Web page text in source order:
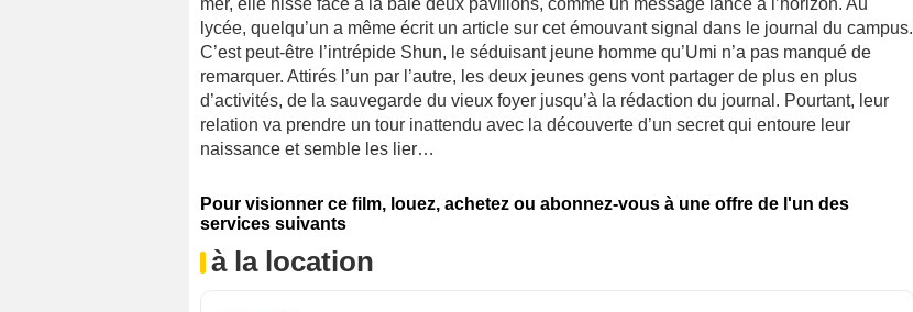
mer, elle hisse face à la baie deux pavillons, comme un message lancé à l’horizon. Au
lycée, quelqu’un a même écrit un article sur cet émouvant signal dans le journal du campus.
C’est peut-être l’intrépide Shun, le séduisant jeune homme qu’Umi n’a pas manqué de
remarquer. Attirés l’un par l’autre, les deux jeunes gens vont partager de plus en plus
d’activités, de la sauvegarde du vieux foyer jusqu’à la rédaction du journal. Pourtant, leur
relation va prendre un tour inattendu avec la découverte d’un secret qui entoure leur
naissance et semble les lier…
Pour visionner ce film, louez, achetez ou abonnez-vous à une offre de l'un des
services suivants
à la location